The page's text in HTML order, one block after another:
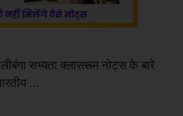
सभ्यता क्लासरूम नोट्स के बारे
…